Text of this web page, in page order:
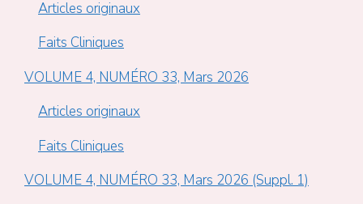
Articles originaux
Faits Cliniques
VOLUME 4, NUMÉRO 33, Mars 2026
Articles originaux
Faits Cliniques
VOLUME 4, NUMÉRO 33, Mars 2026 (Suppl. 1)